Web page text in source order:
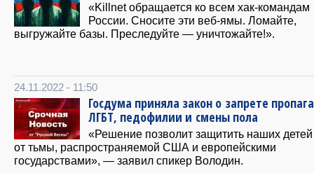
«Killnet обращается ко всем хак-командам
России. Сносите эти веб-ямы. Ломайте,
выгружайте базы. Преследуйте — уничтожайте!».
24.11.2022 - 11:50
Госдума приняла закон о запрете
ЛГБТ, педофилии и смены пола
«Решение позволит защитить наших детей
от тьмы, распространяемой США и европейскими
государствами», — заявил спикер Володин.